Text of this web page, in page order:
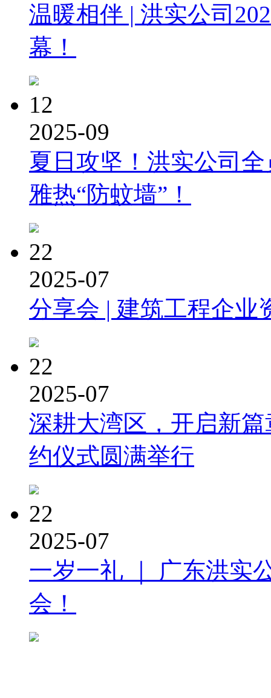
温暖相伴 | 洪实公司
幕！
12
2025-09
夏日攻坚！洪实公司
雅热“防蚊墙”！
22
2025-07
分享会 | 建筑工程企业
22
2025-07
深耕大湾区，开启新
约仪式圆满举行
22
2025-07
一岁一礼 ｜ 广东洪实
会！